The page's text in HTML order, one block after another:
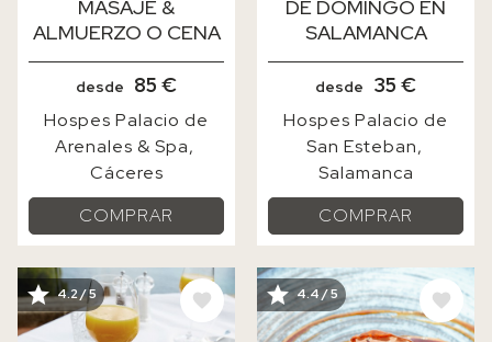
MASAJE &
ALMUERZO O CENA
desde 85 €
Hospes Palacio de
Arenales & Spa
Cáceres
COMPRAR
DE DOMINGO EN
SALAMANCA
desde 35 €
Hospes Palacio de
San Esteban
Salamanca
COMPRAR
IMAGE
4.2 / 5 IMAGE
4.4 / 5